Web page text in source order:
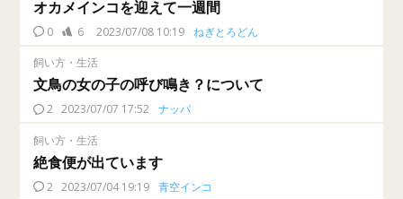
オカメインコを迎えて一週間
0 6 2023/07/08 10:19 ねぎとろどん
飼い方・生活
文鳥の女の子の呼び鳴き？について
2 2023/07/07 17:52 ナッパ
飼い方・生活
絶食便が出ています
2 2023/07/04 19:19 青空インコ